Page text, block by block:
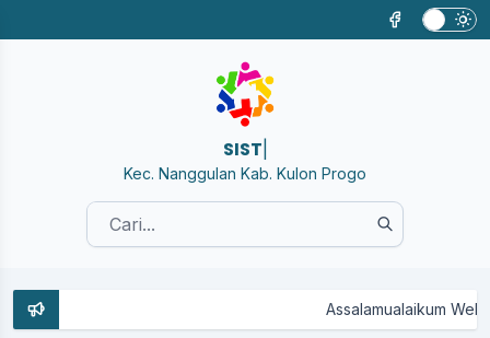
|
Kec. Nanggulan Kab. Kulon Progo
Assalamualaikum